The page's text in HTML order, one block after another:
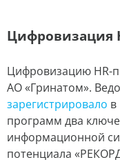
Цифровизация
Цифровизацию HR-
АО «Гринатом».
зарегистрировало в
программ два
информационной
потенциала